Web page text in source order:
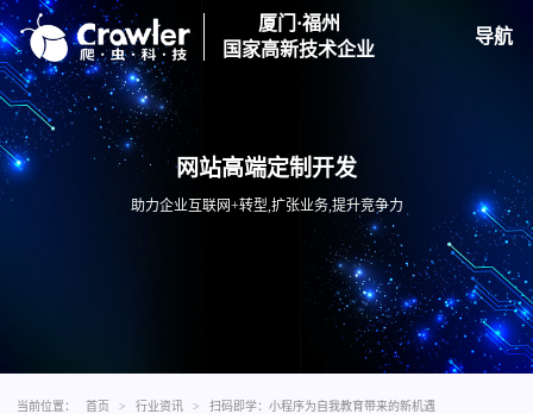
厦门·福州
国家高新技术企业
导航
网站高端定制开发
助力企业互联网+转型,扩张业务,提升竞争力
当前位置： 首页 > 行业资讯 > 扫码即学：小程序为自我教育带来的新机遇